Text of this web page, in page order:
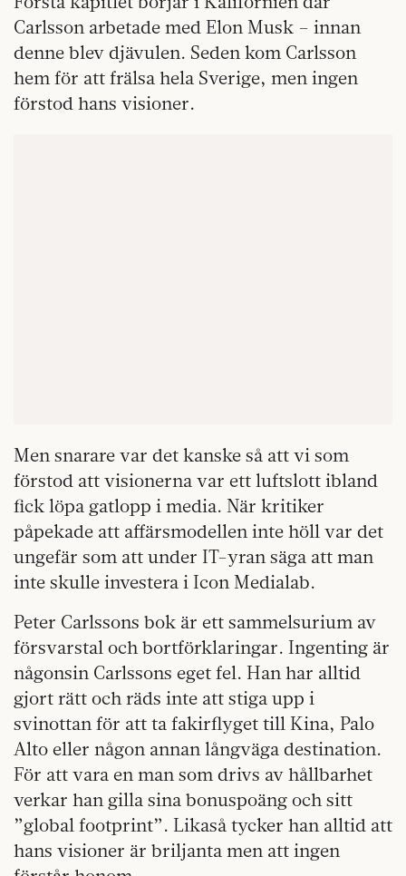
Carlsson arbetade med Elon Musk – innan
denne blev djävulen. Seden kom Carlsson
hem för att frälsa hela Sverige, men ingen
förstod hans visioner.
Men snarare var det kanske så att vi som
förstod att visionerna var ett luftslott ibland
fick löpa gatlopp i media. När kritiker
påpekade att affärsmodellen inte höll var det
ungefär som att under IT-yran säga att man
inte skulle investera i Icon Medialab.
Peter Carlssons bok är ett sammelsurium av
försvarstal och bortförklaringar. Ingenting är
någonsin Carlssons eget fel. Han har alltid
gjort rätt och räds inte att stiga upp i
svinottan för att ta fakirflyget till Kina, Palo
Alto eller någon annan långväga destination.
För att vara en man som drivs av hållbarhet
verkar han gilla sina bonuspoäng och sitt
”global footprint”. Likaså tycker han alltid att
hans visioner är briljanta men att ingen